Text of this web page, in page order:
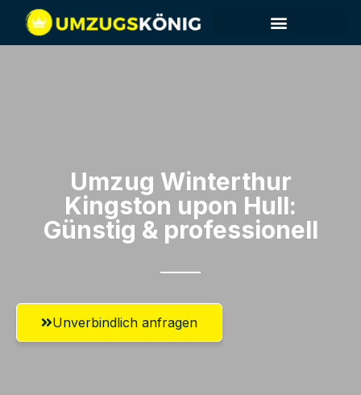
Umzug Winterthur​
Kingston upon Hull:
Günstig & professionell​
Unverbindlich anfragen